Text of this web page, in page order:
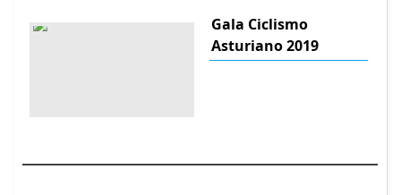
Gala Ciclismo
Asturiano 2019